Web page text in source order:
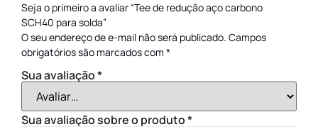
Seja o primeiro a avaliar “Tee de redução aço carbono
SCH40 para solda”
O seu endereço de e-mail não será publicado. Campos
obrigatórios são marcados com *
Sua avaliação*
Sua avaliação sobre o produto*